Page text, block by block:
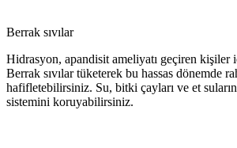
Berrak sıvılar
Hidrasyon, apandisit ameliyatı geçiren kişiler
Berrak sıvılar tüketerek bu hassas dönemde
hafifletebilirsiniz. Su, bitki çayları ve et
sistemini koruyabilirsiniz.